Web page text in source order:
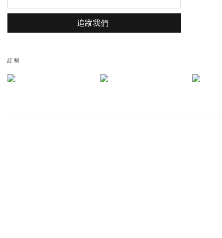
追蹤我們
訂閱